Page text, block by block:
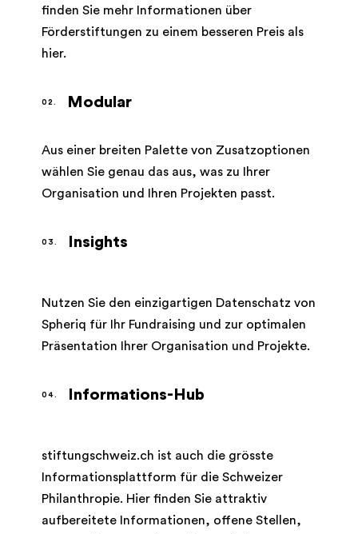
finden Sie mehr Informationen über
Förderstiftungen zu einem besseren Preis als
hier.
Modular
Aus einer breiten Palette von Zusatzoptionen
wählen Sie genau das aus, was zu Ihrer
Organisation und Ihren Projekten passt.
Insights
Nutzen Sie den einzigartigen Datenschatz von
Spheriq für Ihr Fundraising und zur optimalen
Präsentation Ihrer Organisation und Projekte.
Informations-Hub
stiftungschweiz.ch ist auch die grösste
Informationsplattform für die Schweizer
Philanthropie. Hier finden Sie attraktiv
aufbereitete Informationen, offene Stellen,